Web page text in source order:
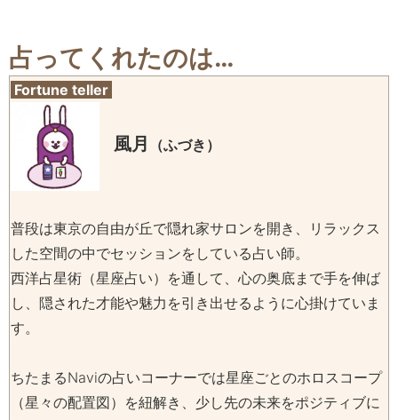
占ってくれたのは…
Fortune teller
風月 （ふづき）
普段は東京の自由が丘で隠れ家サロンを開き、リラックス
した空間の中でセッションをしている占い師。
西洋占星術（星座占い）を通して、心の奥底まで手を伸ば
し、隠された才能や魅力を引き出せるように心掛けていま
す。
ちたまるNaviの占いコーナーでは星座ごとのホロスコープ
（星々の配置図）を紐解き、少し先の未来をポジティブに